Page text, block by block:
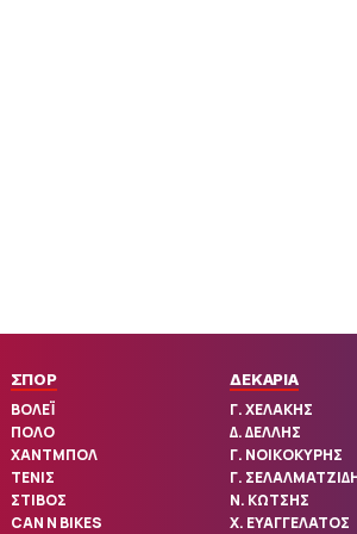
ΣΠΟΡ
ΒΟΛΕΪ
ΠΟΛΟ
ΧΑΝΤΜΠΟΛ
ΤΕΝΙΣ
ΣΤΙΒΟΣ
CAN N BIKES
ΔΕΚΑΡΙΑ
Γ. ΧΕΛΑΚΗΣ
Δ. ΔΕΛΛΗΣ
Γ. ΝΟΙΚΟΚΥΡΗΣ
Γ.
Ν. ΚΩΤΣΗΣ
Χ. ΕΥΑΓΓΕΛΑΤΟΣ